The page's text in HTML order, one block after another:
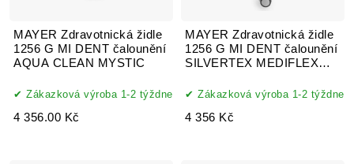
MAYER Zdravotnická židle
1256 G MI DENT čalounění
AQUA CLEAN MYSTIC
Zákazková výroba 1-2 týždne
4 356.00 Kč
MAYER Zdravotnická židle
1256 G MI DENT čalounění
SILVERTEX MEDIFLEX
Zákazková výroba 1-2 týždne
4 356 Kč